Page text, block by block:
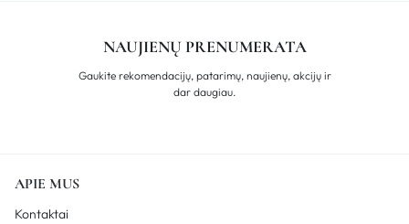
NAUJIENŲ PRENUMERATA
Gaukite rekomendacijų, patarimų, naujienų, akcijų ir
dar daugiau.
APIE MUS
Kontaktai